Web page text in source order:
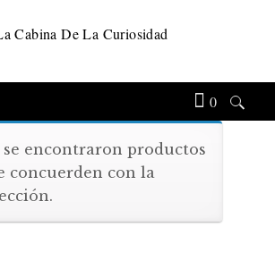
0
se encontraron productos
concuerden con la